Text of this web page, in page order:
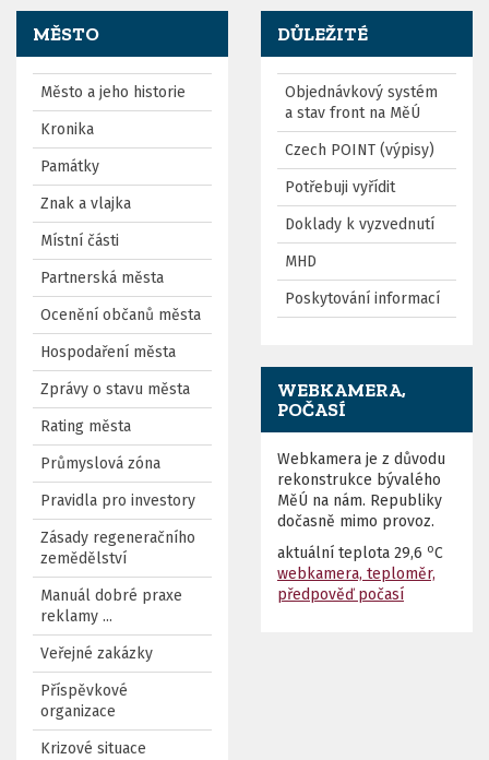
MĚSTO
Město a jeho historie
Kronika
Památky
Znak a vlajka
Místní části
Partnerská města
Ocenění občanů města
Hospodaření města
Zprávy o stavu města
Rating města
Průmyslová zóna
Pravidla pro investory
Zásady regeneračního
zemědělství
Manuál dobré praxe
reklamy ...
Veřejné zakázky
Příspěvkové
organizace
Krizové situace
DŮLEŽITÉ
Objednávkový systém
a stav front na MěÚ
Czech POINT (výpisy)
Potřebuji vyřídit
Doklady k vyzvednutí
MHD
Poskytování informací
WEBKAMERA,
POČASÍ
Webkamera je z důvodu
rekonstrukce bývalého
MěÚ na nám. Republiky
dočasně mimo provoz.
aktuální teplota 29,6 oC
webkamera, teploměr,
předpověď počasí